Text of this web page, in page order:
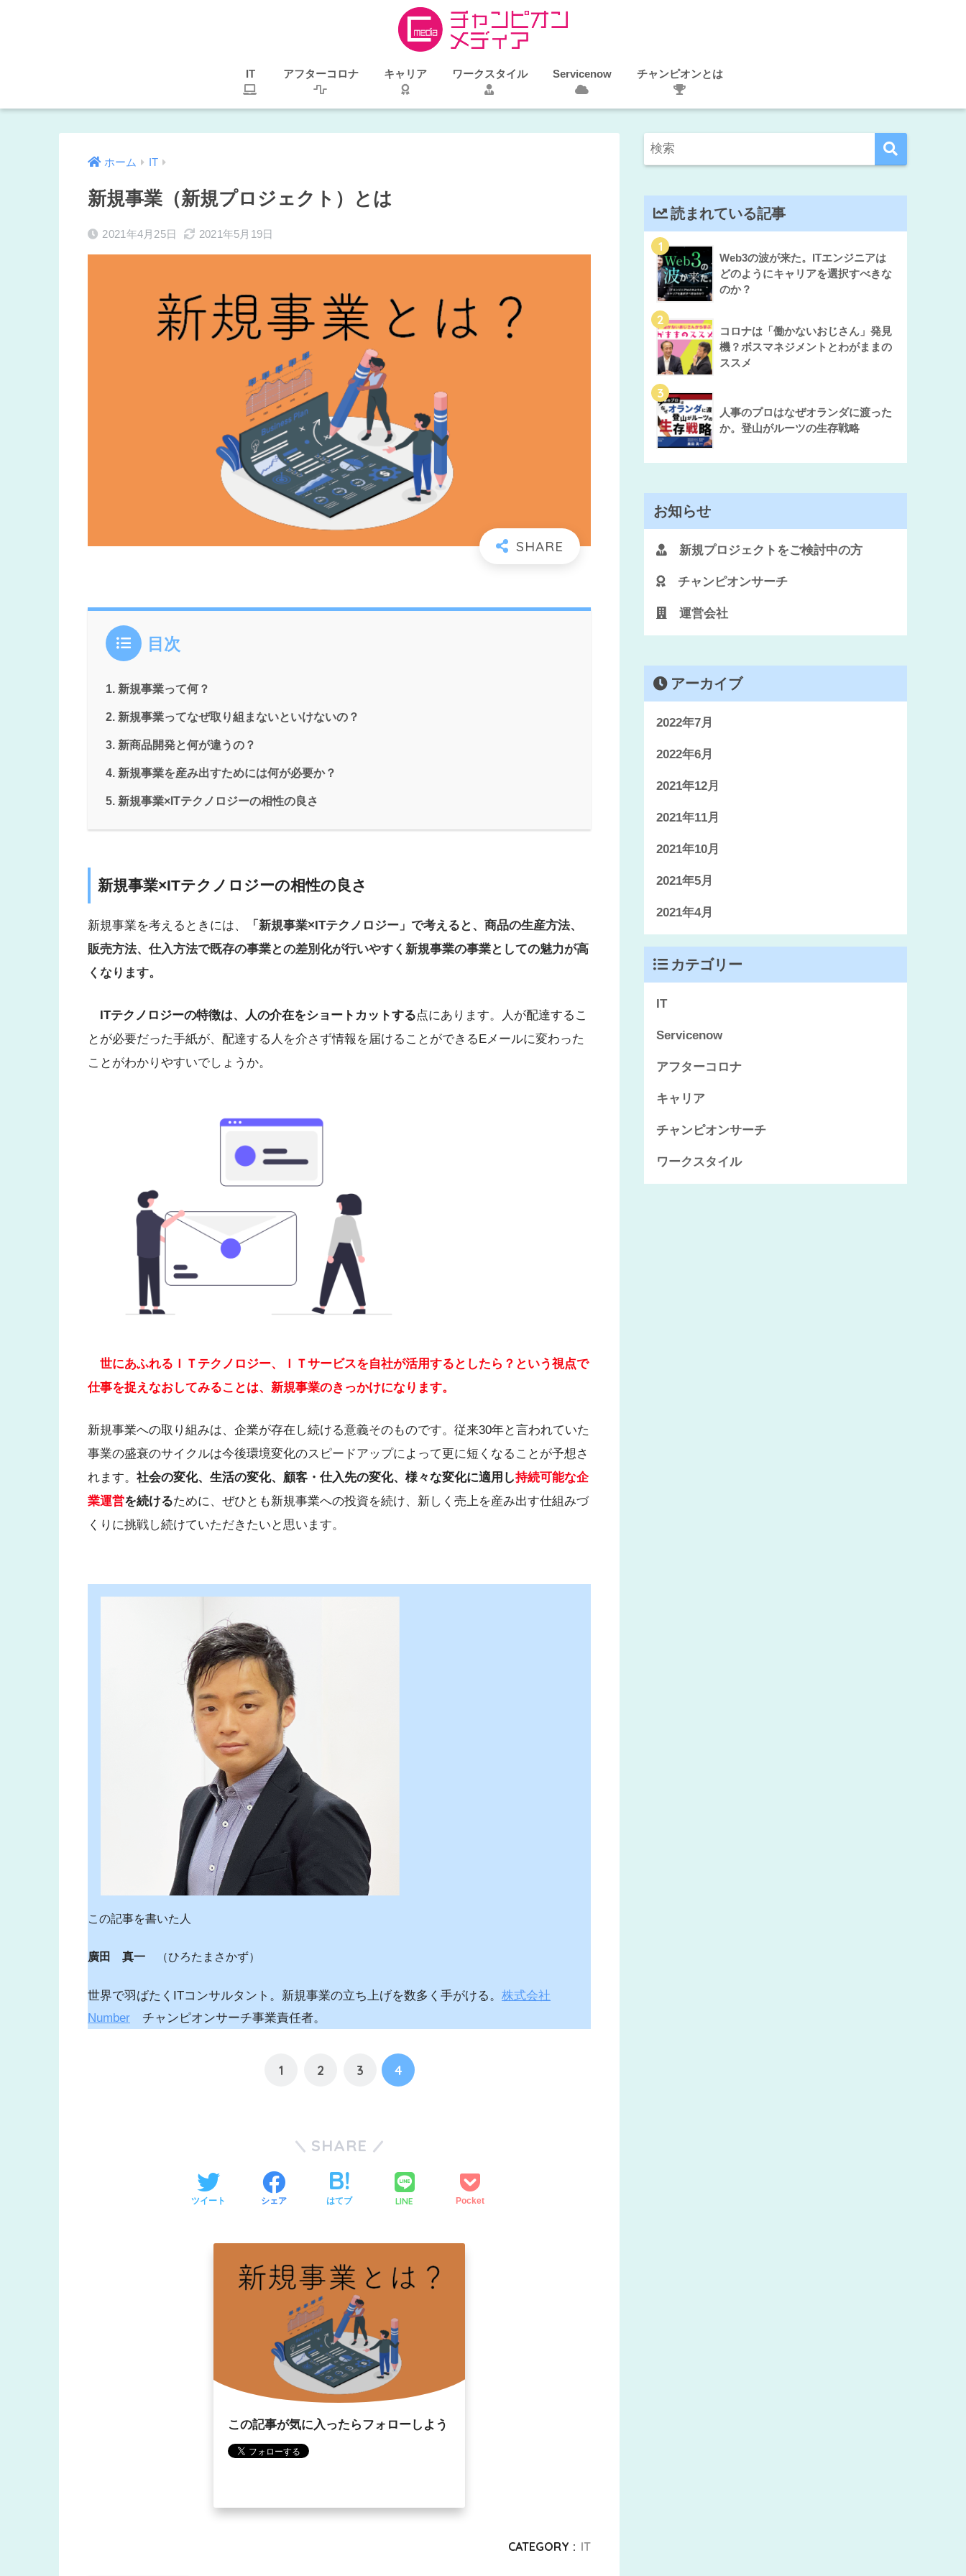
IT アフターコロナ キャリア ワークスタイル Servicenow チャンピオンとは
ホーム IT
新規事業（新規プロジェクト）とは
2021年4月25日 2021年5月19日
目次
新規事業って何？
新規事業ってなぜ取り組まないといけないの？
新商品開発と何が違うの？
新規事業を産み出すためには何が必要か？
新規事業×ITテクノロジーの相性の良さ
新規事業×ITテクノロジーの相性の良さ
新規事業を考えるときには、
「新規事業×ITテクノロジー」で考えると、商品の生産方法、
販売方法、仕入方法で既存の事業との差別化が行いやすく新規事業の事業としての魅力が高
くなります。
ITテクノロジーの特徴は、人の介在をショートカットする点にあります。人が配達するこ
とが必要だった手紙が、配達する人を介さず情報を届けることができるEメールに変わった
ことがわかりやすいでしょうか。
世にあふれるＩＴテクノロジー、ＩＴサービスを自社が活用するとしたら？という視点で
仕事を捉えなおしてみることは、新規事業のきっかけになります。
新規事業への取り組みは、企業が存在し続ける意義そのものです。従来30年と言われていた
事業の盛衰のサイクルは今後環境変化のスピードアップによって更に短くなることが予想さ
れます。 社会の変化、生活の変化、顧客・仕入先の変化、様々な変化に適用し持続可能な企
業運営を続けるために、ぜひとも新規事業への投資を続け、新しく売上を産み出す仕組みづ
くりに挑戦し続けていただきたいと思います。
この記事を書いた人
廣田 真一 （ひろたまさかず）
世界で羽ばたくITコンサルタント。新規事業の立ち上げを数多く手がける。 株式会社
Number チャンピオンサーチ事業責任者。
1 2 3 4
SHARE
ツイート シェア はてブ LINE Pocket
この記事が気に入ったらフォローしよう
CATEGORY : IT
読まれている記事
1
Web3の波が来た。ITエンジニアは
どのようにキャリアを選択すべきな
のか？
2
コロナは「働かないおじさん」発見
機？ボスマネジメントとわがままの
ススメ
3
人事のプロはなぜオランダに渡った
か。登山がルーツの生存戦略
お知らせ
新規プロジェクトをご検討中の方
チャンピオンサーチ
運営会社
アーカイブ
2022年7月
2022年6月
2021年12月
2021年11月
2021年10月
2021年5月
2021年4月
カテゴリー
IT
Servicenow
アフターコロナ
キャリア
チャンピオンサーチ
ワークスタイル